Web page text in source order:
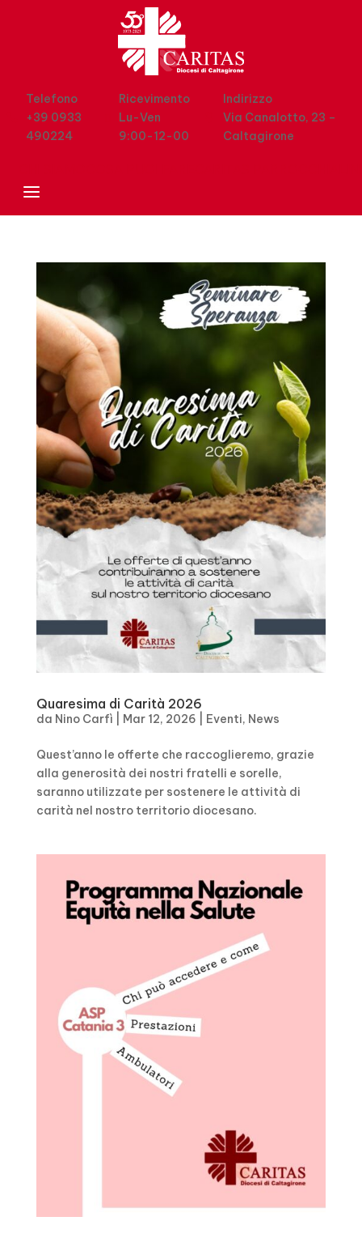
Telefono
+39 0933
490224
Ricevimento
Lu-Ven
9:00-12-00
Indirizzo
Via Canalotto, 23 –
Caltagirone
a
Quaresima di Carità 2026
da Nino Carfì Mar 12, 2026 Eventi, News
Quest’anno le offerte che raccoglieremo, grazie
alla generosità dei nostri fratelli e sorelle,
saranno utilizzate per sostenere le attività di
carità nel nostro territorio diocesano.